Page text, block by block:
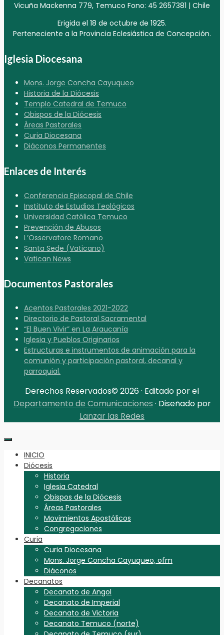
Vicuña Mackenna 779, Temuco Fono: 45 2657381 | Chile
Erigida el 18 de octubre de 1925.
Perteneciente a la Provincia Eclesiástica de Concepción.
Iglesia Diocesana
Mons. Jorge Concha Cayuqueo
Historia de la Diócesis
Templo Catedral de Temuco
Obispos de la Diócesis
Áreas Pastorales
Curia Diocesana
Diáconos Permanentes
Enlaces de Interés
Conferencia Episcopal de Chile
Instituto de Estudios Teológicos
Universidad Católica Temuco
Prevención de Abusos
L’Osservatore Romano
Santa Sede (Vaticano)
Vatican News
Documentos Pastorales
Acentos Pastorales 2021-2022
Directorio de Pastoral Sacramental
“El Buen Vivir” en La Araucanía
Iglesia y Pueblos Originarios
Estructuras e instrumentos de animación para la
comunión y participación pastoral, decanal y
parroquial.
Derechos Reservados© 2026 · Editado por el
Departamento de Comunicaciones · Diseñado por
Lanzar las Redes
INICIO
Diócesis
Historia
Iglesia Catedral
Obispos de la Diócesis
Áreas Pastorales
Movimientos Apostólicos
Congregaciones
Curia
Curia Diocesana
Mons. Jorge Concha Cayuqueo, ofm
Diáconos
Decanatos
Decanato de Angol
Decanato de Imperial
Decanato de Victoria
Decanato Temuco (norte)